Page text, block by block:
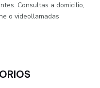
Consultas a domicilio,
o videollamadas